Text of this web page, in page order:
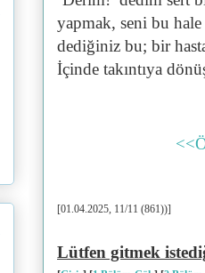
yapmak, seni bu
dediğiniz bu; bir
İçinde takıntıya
[01.04.2025, 11/11 (861))]
Lütfen gitmek